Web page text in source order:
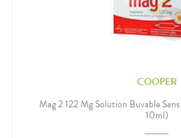
COOPER
Mag 2 122 Mg Solution Buvable
10ml)